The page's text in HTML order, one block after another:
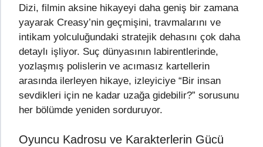
Dizi, filmin aksine hikayeyi daha geniş bir zamana
yayarak Creasy’nin geçmişini, travmalarını ve
intikam yolculuğundaki stratejik dehasını çok daha
detaylı işliyor. Suç dünyasının labirentlerinde,
yozlaşmış polislerin ve acımasız kartellerin
arasında ilerleyen hikaye, izleyiciye “Bir insan
sevdikleri için ne kadar uzağa gidebilir?” sorusunu
her bölümde yeniden sorduruyor.
Oyuncu Kadrosu ve Karakterlerin Gücü